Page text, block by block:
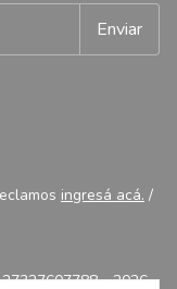
ingresá acá. /
- 2026.